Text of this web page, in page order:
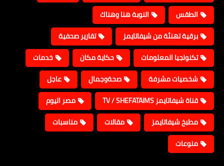
الطقس
النوبة هنا وهناك
برقية تهنئة من شيفاتايمز
تقارير صحفية
تكنولجيا المعلومات
حكاية مكان
خدمات
شخصيات مشرفة
صحةوجمال
عاجل
قناة شيفاتايمز TV / SHEFATAIMS
مصر اليوم
مطبخ شيفاتايمز
مقالات
مناسبات
منوعات